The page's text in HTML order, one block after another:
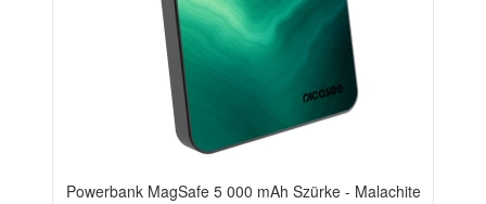
Powerbank MagSafe 5 000 mAh Szürke - Malachite